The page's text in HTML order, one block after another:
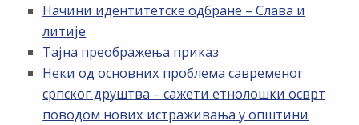
Начини идентитетске одбране – Слава и
литије
Тајна преображења приказ
Неки од основних проблема савременог
српског друштва – сажети етнолошки осврт
поводом нових истраживања у општини